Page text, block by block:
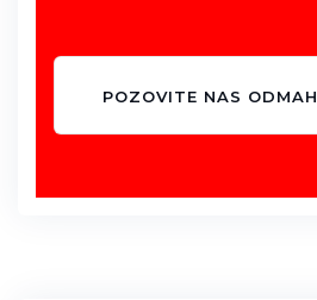
POZOVITE NAS ODMAH